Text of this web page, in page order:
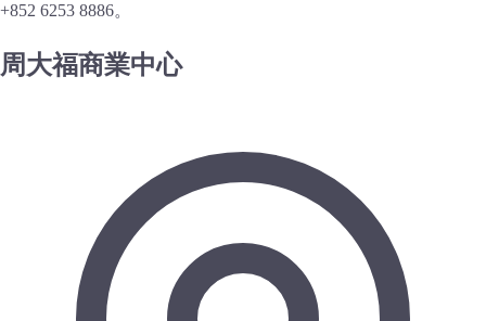
+852 6253 8886。
周大福商業中心